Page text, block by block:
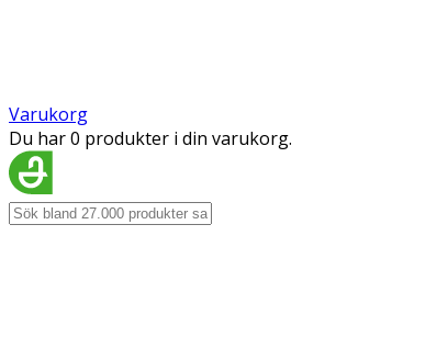
Varukorg
Du har 0 produkter i din varukorg.